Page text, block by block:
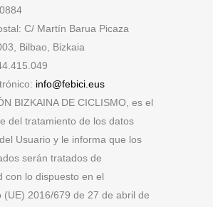
C/ Martín Barua Picaza
Bilbao, Bizkaia
info@febici.eus
BIZKAINA DE CICLISMO, es el
del tratamiento de los datos
Usuario y le informa que los
serán tratados de
con lo dispuesto en el
(UE) 2016/679 de 27 de abril de